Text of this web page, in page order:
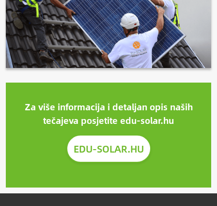
Za više informacija i detaljan opis naših
tečajeva posjetite edu-solar.hu
EDU-SOLAR.HU